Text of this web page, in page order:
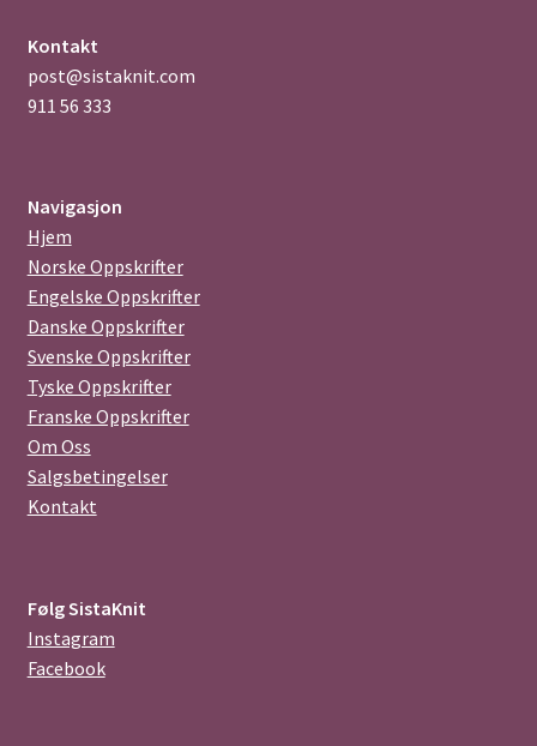
Kontakt
post@sistaknit.com
911 56 333
Navigasjon
Hjem
Norske Oppskrifter
Engelske Oppskrifter
Danske Oppskrifter
Svenske Oppskrifter
Tyske Oppskrifter
Franske Oppskrifter
Om Oss
Salgsbetingelser
Kontakt
Følg SistaKnit
Instagram
Facebook